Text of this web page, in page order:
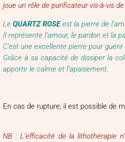
joue un rôle de purificateur vis-à-vis
LeQUARTZ ROSEest la pierre de
Il représente l’amour, le pardon et la
C’est une excellente pierre pour
Grâce à sa capacité de dissiper la
apporte le calme et l’apaisement.
En cas de rupture, il est possible de
NB : L’efficacité de la lithothérapie